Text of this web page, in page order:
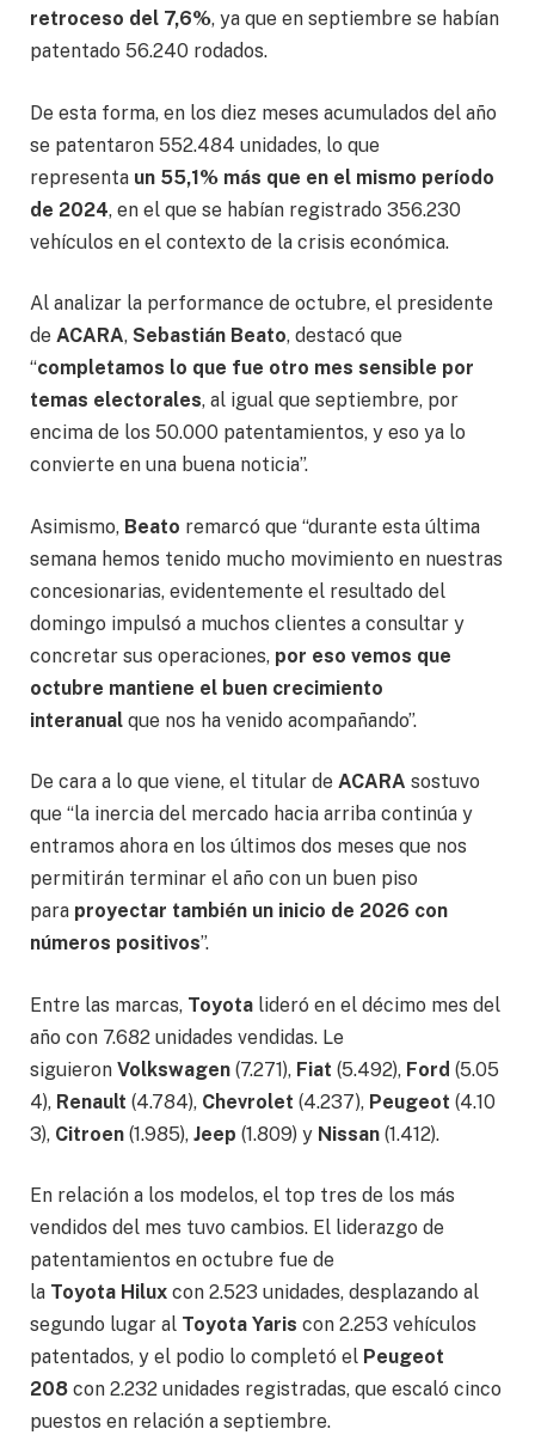
retroceso del 7,6%, ya que en septiembre se habían
patentado 56.240 rodados.
De esta forma, en los diez meses acumulados del año
se patentaron 552.484 unidades, lo que
representa un 55,1% más que en el mismo período
de 2024, en el que se habían registrado 356.230
vehículos en el contexto de la crisis económica.
Al analizar la performance de octubre, el presidente
de ACARA, Sebastián Beato, destacó que
“completamos lo que fue otro mes sensible por
temas electorales, al igual que septiembre, por
encima de los 50.000 patentamientos, y eso ya lo
convierte en una buena noticia”.
Asimismo, Beato remarcó que “durante esta última
semana hemos tenido mucho movimiento en nuestras
concesionarias, evidentemente el resultado del
domingo impulsó a muchos clientes a consultar y
concretar sus operaciones, por eso vemos que
octubre mantiene el buen crecimiento
interanual que nos ha venido acompañando”.
De cara a lo que viene, el titular de ACARA sostuvo
que “la inercia del mercado hacia arriba continúa y
entramos ahora en los últimos dos meses que nos
permitirán terminar el año con un buen piso
para proyectar también un inicio de 2026 con
números positivos”.
Entre las marcas, Toyota lideró en el décimo mes del
año con 7.682 unidades vendidas. Le
siguieron Volkswagen (7.271), Fiat (5.492), Ford (5.05
4), Renault (4.784), Chevrolet (4.237), Peugeot (4.10
3), Citroen (1.985), Jeep (1.809) y Nissan (1.412).
En relación a los modelos, el top tres de los más
vendidos del mes tuvo cambios. El liderazgo de
patentamientos en octubre fue de
la Toyota Hilux con 2.523 unidades, desplazando al
segundo lugar al Toyota Yaris con 2.253 vehículos
patentados, y el podio lo completó el Peugeot
208 con 2.232 unidades registradas, que escaló cinco
puestos en relación a septiembre.